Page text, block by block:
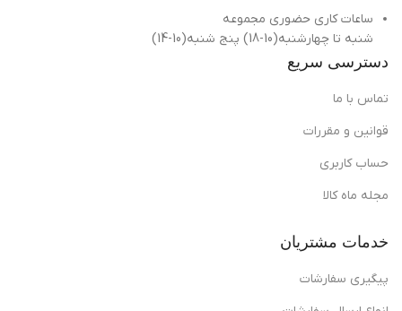
ساعات کاری حضوری مجموعه
شنبه تا چهارشنبه(10-18) پنج شنبه(10-14)
دسترسی سریع
تماس با ما
قوانین و مقررات
حساب کاربری
مجله ماه کالا
خدمات مشتریان
پیگیری سفارشات